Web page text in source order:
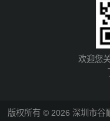
欢迎您
版权所有 © 2026 深圳市谷